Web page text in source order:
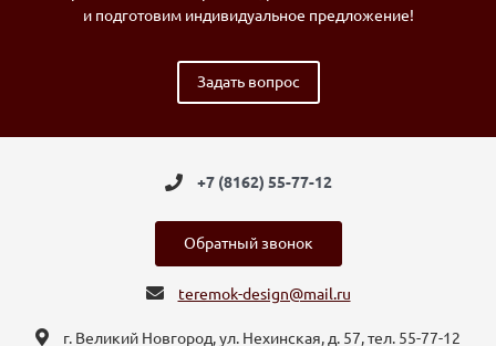
и подготовим индивидуальное предложение!
Задать вопрос
+7 (8162) 55-77-12
Обратный звонок
teremok-design@mail.ru
г. Великий Новгород, ул. Нехинская, д. 57, тел. 55-77-12